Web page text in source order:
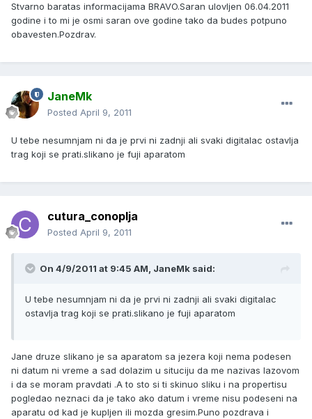
Stvarno baratas informacijama BRAVO.Saran ulovljen 06.04.2011
godine i to mi je osmi saran ove godine tako da budes potpuno
obavesten.Pozdrav.
JaneMk
Posted April 9, 2011
U tebe nesumnjam ni da je prvi ni zadnji ali svaki digitalac ostavlja
trag koji se prati.slikano je fuji aparatom
cutura_conoplja
Posted April 9, 2011
On 4/9/2011 at 9:45 AM, JaneMk said:
U tebe nesumnjam ni da je prvi ni zadnji ali svaki digitalac
ostavlja trag koji se prati.slikano je fuji aparatom
Jane druze slikano je sa aparatom sa jezera koji nema podesen
ni datum ni vreme a sad dolazim u situciju da me nazivas lazovom
i da se moram pravdati .A to sto si ti skinuo sliku i na propertisu
pogledao neznaci da je tako ako datum i vreme nisu podeseni na
aparatu od kad je kupljen ili mozda gresim.Puno pozdrava i